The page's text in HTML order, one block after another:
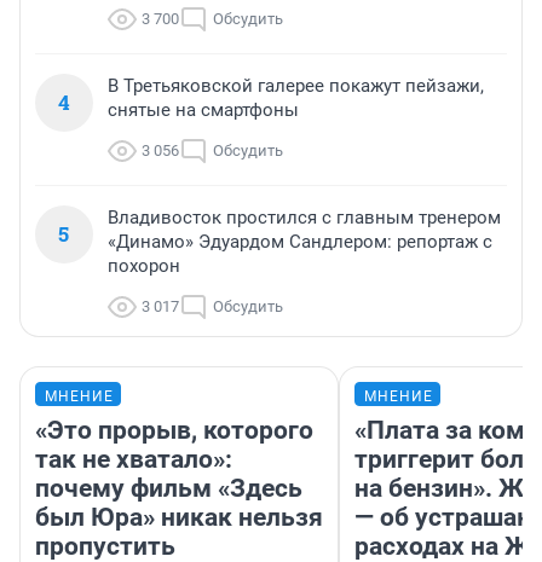
3 700 Обсудить
4
В Третьяковской галерее покажут пейзажи,
снятые на смартфоны
3 056 Обсудить
5
Владивосток простился с главным тренером
«Динамо» Эдуардом Сандлером: репортаж с
похорон
3 017 Обсудить
МНЕНИЕ
«Это прорыв, которого
так не хватало»:
почему фильм «Здесь
был Юра» никак нельзя
пропустить
МНЕНИЕ
«Плата за
триггерит
на бензин».
— об
расходах на